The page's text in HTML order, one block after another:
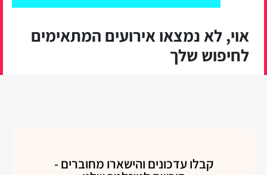
אוי, לא נמצאו אירועים המתאימים
לחיפוש שלך
קבלו עדכונים והישארו מחוברים -